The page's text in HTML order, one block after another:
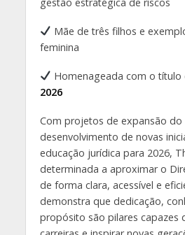
Mãe de três filhos e
feminina
Homenageada com o título
2026
Com projetos de expansão do
desenvolvimento de novas
educação jurídica para 2026,
determinada a aproximar o
de forma clara, acessível e
demonstra que dedicação,
propósito são pilares capazes